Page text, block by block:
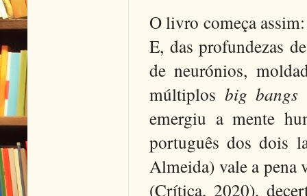
O livro começa
E, das profundezas
de neurónios,
múltiplos big bangs
emergiu a mente
português dos dois
Almeida) vale a pena
(Crítica, 2020),